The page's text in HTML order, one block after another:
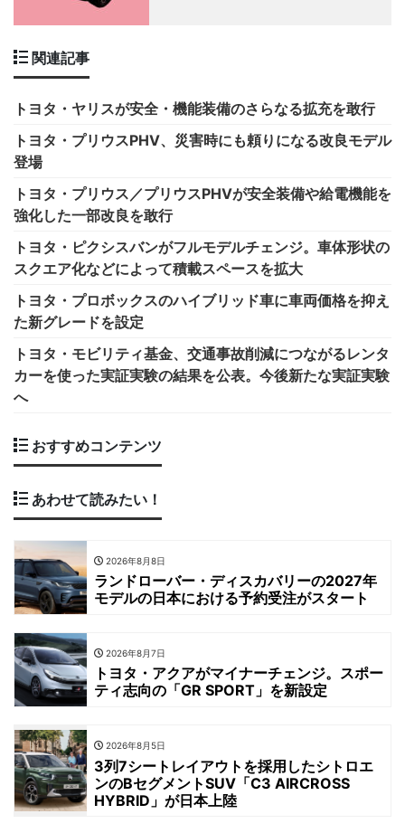
関連記事
トヨタ・ヤリスが安全・機能装備のさらなる拡充を敢行
トヨタ・プリウスPHV、災害時にも頼りになる改良モデル
登場
トヨタ・プリウス／プリウスPHVが安全装備や給電機能を
強化した一部改良を敢行
トヨタ・ピクシスバンがフルモデルチェンジ。車体形状の
スクエア化などによって積載スペースを拡大
トヨタ・プロボックスのハイブリッド車に車両価格を抑え
た新グレードを設定
トヨタ・モビリティ基金、交通事故削減につながるレンタ
カーを使った実証実験の結果を公表。今後新たな実証実験
へ
おすすめコンテンツ
あわせて読みたい！
2026年8月8日
ランドローバー・ディスカバリーの2027年
モデルの日本における予約受注がスタート
2026年8月7日
トヨタ・アクアがマイナーチェンジ。スポー
ティ志向の「GR SPORT」を新設定
2026年8月5日
3列7シートレイアウトを採用したシトロエ
ンのBセグメントSUV「C3 AIRCROSS
HYBRID」が日本上陸